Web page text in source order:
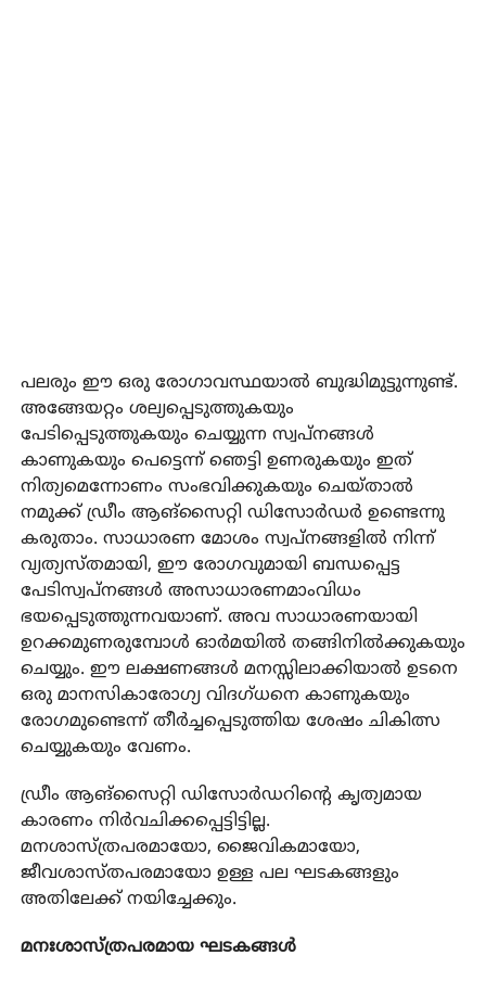
പലരും ഈ ഒരു രോഗാവസ്ഥയാൽ ബുദ്ധിമുട്ടുന്നുണ്ട്.
അങ്ങേയറ്റം ശല്യപ്പെടുത്തുകയും
പേടിപ്പെടുത്തുകയും ചെയ്യുന്ന സ്വപ്നങ്ങൾ
കാണുകയും പെട്ടെന്ന് ഞെട്ടി ഉണരുകയും ഇത്
നിത്യമെന്നോണം സംഭവിക്കുകയും ചെയ്താൽ
നമുക്ക് ഡ്രീം ആങ്സൈറ്റി ഡിസോർഡർ ഉണ്ടെന്നു
കരുതാം. സാധാരണ മോശം സ്വപ്നങ്ങളിൽ നിന്ന്
വ്യത്യസ്തമായി, ഈ രോഗവുമായി ബന്ധപ്പെട്ട
പേടിസ്വപ്നങ്ങൾ അസാധാരണമാംവിധം
ഭയപ്പെടുത്തുന്നവയാണ്. അവ സാധാരണയായി
ഉറക്കമുണരുമ്പോൾ ഓർമയിൽ തങ്ങിനിൽക്കുകയും
ചെയ്യും. ഈ ലക്ഷണങ്ങൾ മനസ്സിലാക്കിയാൽ ഉടനെ
ഒരു മാനസികാരോഗ്യ വിദഗ്ധനെ കാണുകയും
രോഗമുണ്ടെന്ന് തീർച്ചപ്പെടുത്തിയ ശേഷം ചികിത്സ
ചെയ്യുകയും വേണം.
ഡ്രീം ആങ്സൈറ്റി ഡിസോർഡറിന്റെ കൃത്യമായ
കാരണം നിർവചിക്കപ്പെട്ടിട്ടില്ല.
മനശാസ്ത്രപരമായോ, ജൈവികമായോ,
ജീവശാസ്തപരമായോ ഉള്ള പല ഘടകങ്ങളും
അതിലേക്ക് നയിച്ചേക്കും.
മനഃശാസ്ത്രപരമായ ഘടകങ്ങൾ